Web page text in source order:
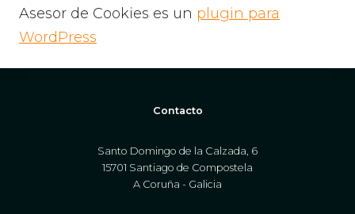
Asesor de Cookies es un plugin para
WordPress
Contacto
Santo Domingo de la Calzada, 6
15701 Santiago de Compostela
A Coruña - Galicia